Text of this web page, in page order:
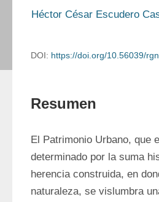
Héctor César Escudero
DOI: https://doi.org/10.56039/
Resumen
El Patrimonio Urbano, que
determinado por la suma
herencia construida, en
naturaleza, se vislumbra